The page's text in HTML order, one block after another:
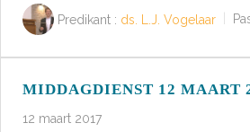
Predikant : ds. L.J. Vogelaar
MIDDAGDIENST 12 MAART
12 maart 2017